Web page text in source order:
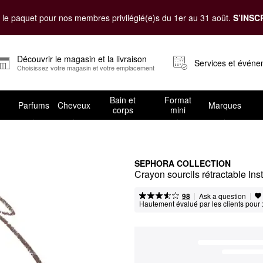
paquet pour nos membres privilégié(e)s du 1er au 31 août.
Découvrir le magasin et la livraison
Choisissez votre magasin et votre emplacement Services et
Parfums Cheveux
Bain et
corps
Format
mini
Marques
SEPHORA COLLECTION
Crayon sourcils rétractable
98 | Ask a question |
Hautement évalué par les clients pour :